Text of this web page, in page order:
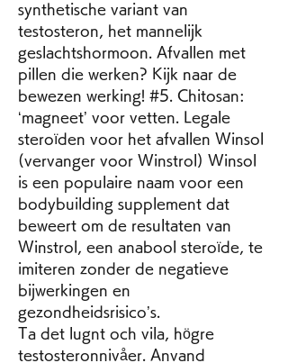
synthetische variant van
testosteron, het mannelijk
geslachtshormoon. Afvallen met
pillen die werken? Kijk naar de
bewezen werking! #5. Chitosan:
‘magneet’ voor vetten. Legale
steroïden voor het afvallen Winsol
(vervanger voor Winstrol) Winsol
is een populaire naam voor een
bodybuilding supplement dat
beweert om de resultaten van
Winstrol, een anabool steroïde, te
imiteren zonder de negatieve
bijwerkingen en
gezondheidsrisico’s.
Ta det lugnt och vila, högre
testosteronnivåer. Anvand